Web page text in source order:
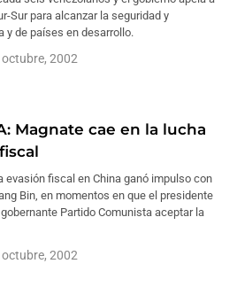
Sur para alcanzar la seguridad y
y de países en desarrollo.
octubre, 2002
Magnate cae en la lucha
evasión fiscal en China ganó impulso con
Bin, en momentos en que el presidente
Partido Comunista aceptar la
octubre, 2002